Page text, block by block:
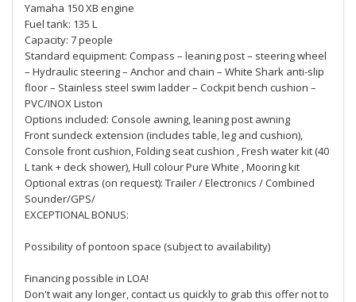
Yamaha 150 XB engine
Fuel tank: 135 L
Capacity: 7 people
Standard equipment: Compass – leaning post – steering wheel
– Hydraulic steering – Anchor and chain – White Shark anti-slip
floor – Stainless steel swim ladder – Cockpit bench cushion –
PVC/INOX Liston
Options included: Console awning, leaning post awning
Front sundeck extension (includes table, leg and cushion),
Console front cushion, Folding seat cushion , Fresh water kit (40
L tank + deck shower), Hull colour Pure White , Mooring kit
Optional extras (on request): Trailer / Electronics / Combined
Sounder/GPS/
EXCEPTIONAL BONUS:
Possibility of pontoon space (subject to availability)
Financing possible in LOA!
Don't wait any longer, contact us quickly to grab this offer not to